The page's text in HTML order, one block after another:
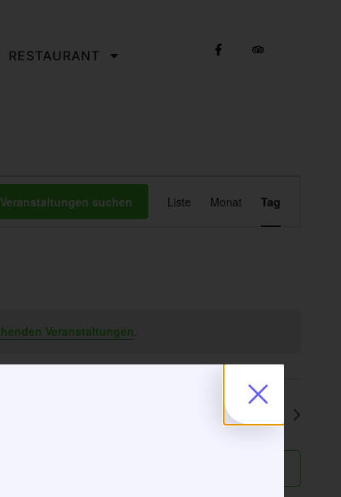
RESTAURANT
Veranstaltungen.
Veranstaltungen suchen Liste Monat Tag
Nächster Tag